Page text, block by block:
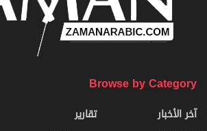
Browse by Category
آخر الأخبار
تقارير